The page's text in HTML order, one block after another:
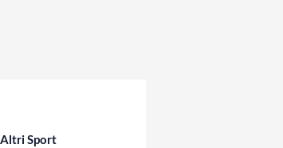
Altri Sport